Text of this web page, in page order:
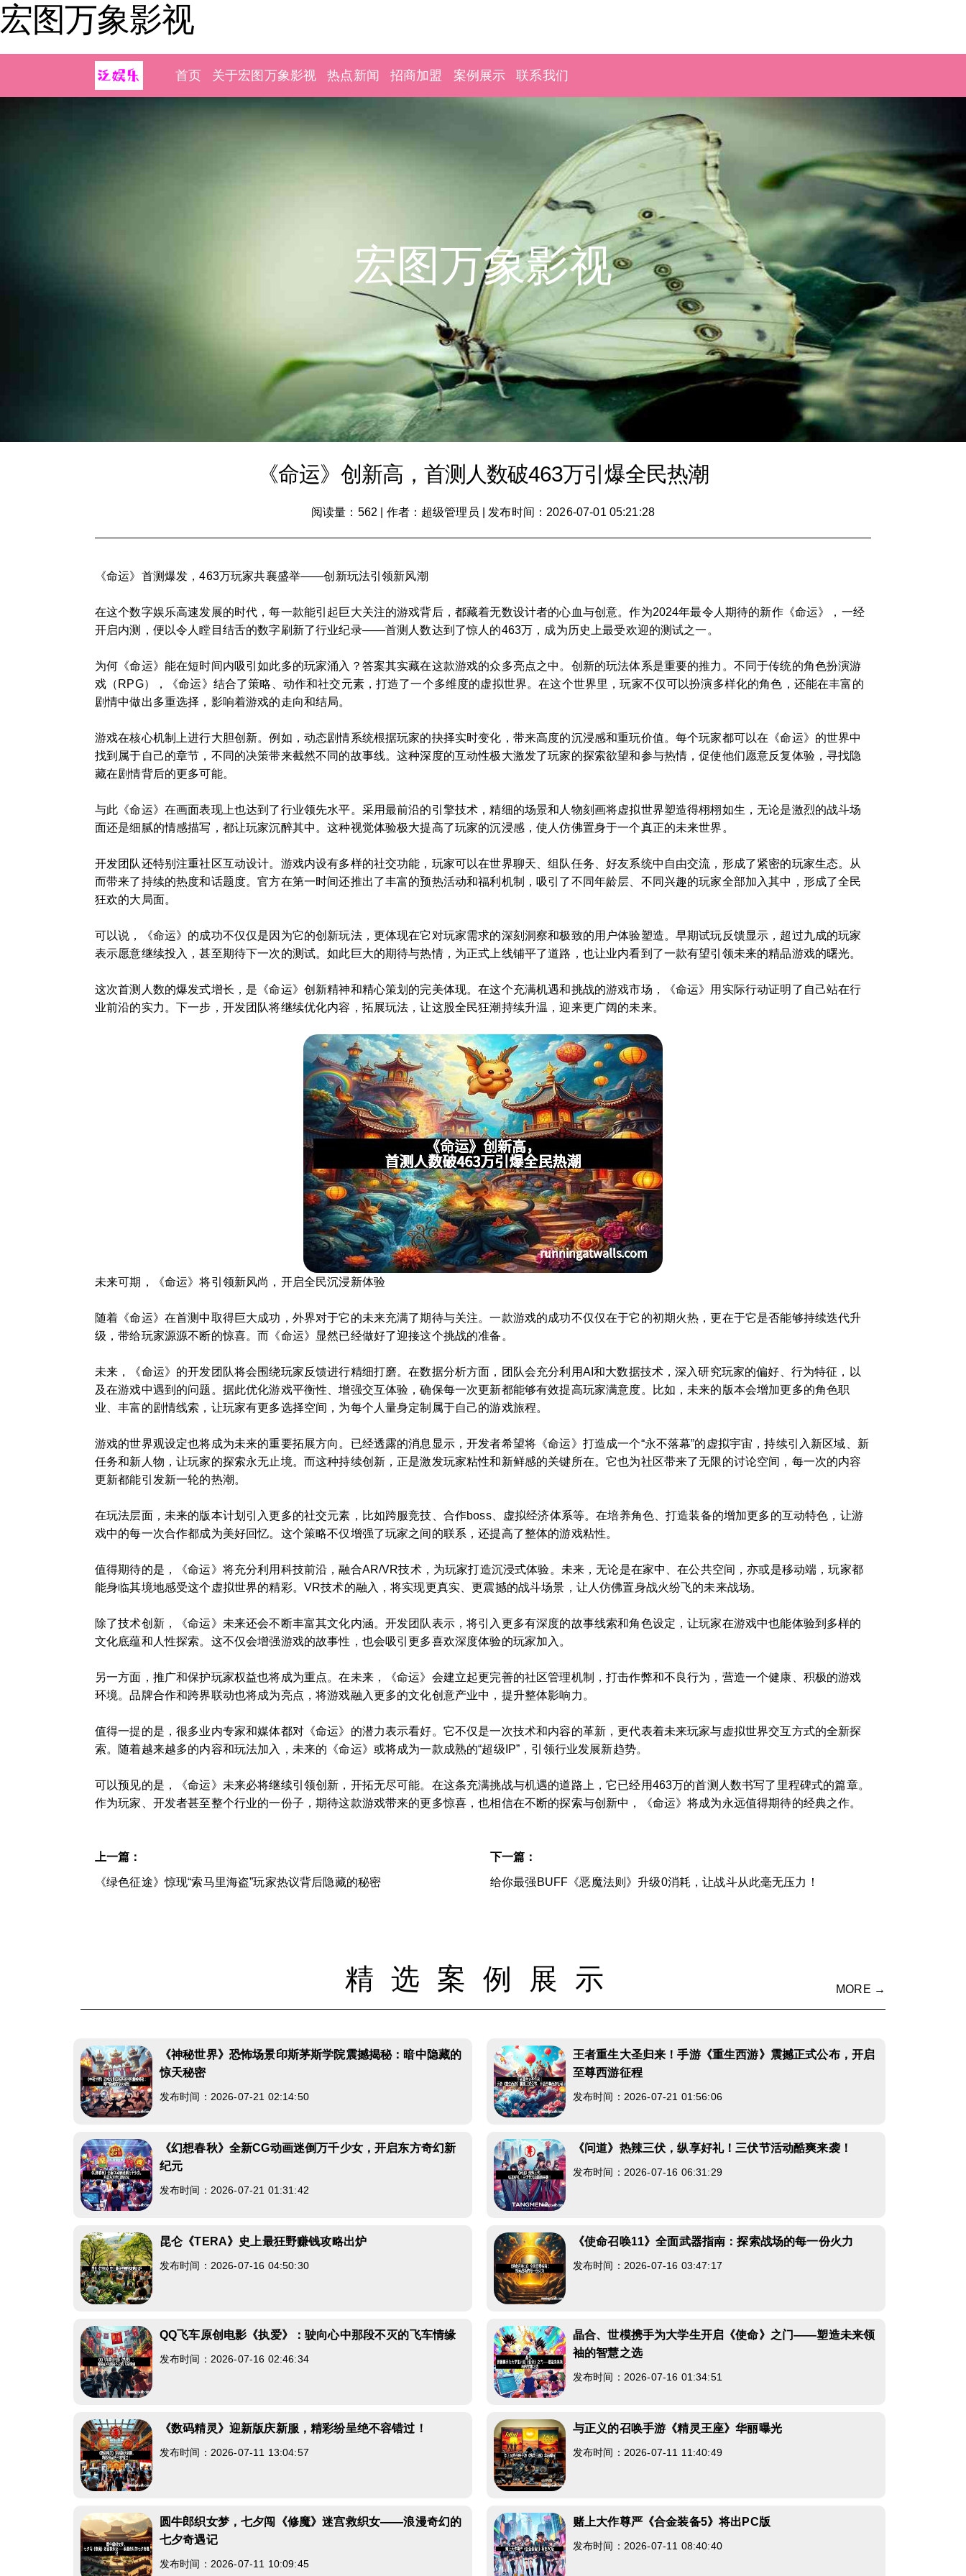
宏图万象影视
首页 关于宏图万象影视 热点新闻 招商加盟 案例展示 联系我们
宏图万象影视
《命运》创新高，首测人数破463万引爆全民热潮
阅读量：562 作者：超级管理员 发布时间：2026-07-01 05:21:28
《命运》首测爆发，463万玩家共襄盛举——创新玩法引领新风潮
在这个数字娱乐高速发展的时代，每一款能引起巨大关注的游戏背后，都藏着无数设计者的心血与创意。作为2024年最令人期待的新作《命运》，一经
开启内测，便以令人瞠目结舌的数字刷新了行业纪录——首测人数达到了惊人的463万，成为历史上最受欢迎的测试之一。
为何《命运》能在短时间内吸引如此多的玩家涌入？答案其实藏在这款游戏的众多亮点之中。创新的玩法体系是重要的推力。不同于传统的角色扮演游
戏（RPG），《命运》结合了策略、动作和社交元素，打造了一个多维度的虚拟世界。在这个世界里，玩家不仅可以扮演多样化的角色，还能在丰富的
剧情中做出多重选择，影响着游戏的走向和结局。
游戏在核心机制上进行大胆创新。例如，动态剧情系统根据玩家的抉择实时变化，带来高度的沉浸感和重玩价值。每个玩家都可以在《命运》的世界中
找到属于自己的章节，不同的决策带来截然不同的故事线。这种深度的互动性极大激发了玩家的探索欲望和参与热情，促使他们愿意反复体验，寻找隐
藏在剧情背后的更多可能。
与此《命运》在画面表现上也达到了行业领先水平。采用最前沿的引擎技术，精细的场景和人物刻画将虚拟世界塑造得栩栩如生，无论是激烈的战斗场
面还是细腻的情感描写，都让玩家沉醉其中。这种视觉体验极大提高了玩家的沉浸感，使人仿佛置身于一个真正的未来世界。
开发团队还特别注重社区互动设计。游戏内设有多样的社交功能，玩家可以在世界聊天、组队任务、好友系统中自由交流，形成了紧密的玩家生态。从
而带来了持续的热度和话题度。官方在第一时间还推出了丰富的预热活动和福利机制，吸引了不同年龄层、不同兴趣的玩家全部加入其中，形成了全民
狂欢的大局面。
可以说，《命运》的成功不仅仅是因为它的创新玩法，更体现在它对玩家需求的深刻洞察和极致的用户体验塑造。早期试玩反馈显示，超过九成的玩家
表示愿意继续投入，甚至期待下一次的测试。如此巨大的期待与热情，为正式上线铺平了道路，也让业内看到了一款有望引领未来的精品游戏的曙光。
这次首测人数的爆发式增长，是《命运》创新精神和精心策划的完美体现。在这个充满机遇和挑战的游戏市场，《命运》用实际行动证明了自己站在行
业前沿的实力。下一步，开发团队将继续优化内容，拓展玩法，让这股全民狂潮持续升温，迎来更广阔的未来。
未来可期，《命运》将引领新风尚，开启全民沉浸新体验
随着《命运》在首测中取得巨大成功，外界对于它的未来充满了期待与关注。一款游戏的成功不仅仅在于它的初期火热，更在于它是否能够持续迭代升
级，带给玩家源源不断的惊喜。而《命运》显然已经做好了迎接这个挑战的准备。
未来，《命运》的开发团队将会围绕玩家反馈进行精细打磨。在数据分析方面，团队会充分利用AI和大数据技术，深入研究玩家的偏好、行为特征，以
及在游戏中遇到的问题。据此优化游戏平衡性、增强交互体验，确保每一次更新都能够有效提高玩家满意度。比如，未来的版本会增加更多的角色职
业、丰富的剧情线索，让玩家有更多选择空间，为每个人量身定制属于自己的游戏旅程。
游戏的世界观设定也将成为未来的重要拓展方向。已经透露的消息显示，开发者希望将《命运》打造成一个“永不落幕”的虚拟宇宙，持续引入新区域、新
任务和新人物，让玩家的探索永无止境。而这种持续创新，正是激发玩家粘性和新鲜感的关键所在。它也为社区带来了无限的讨论空间，每一次的内容
更新都能引发新一轮的热潮。
在玩法层面，未来的版本计划引入更多的社交元素，比如跨服竞技、合作boss、虚拟经济体系等。在培养角色、打造装备的增加更多的互动特色，让游
戏中的每一次合作都成为美好回忆。这个策略不仅增强了玩家之间的联系，还提高了整体的游戏粘性。
值得期待的是，《命运》将充分利用科技前沿，融合AR/VR技术，为玩家打造沉浸式体验。未来，无论是在家中、在公共空间，亦或是移动端，玩家都
能身临其境地感受这个虚拟世界的精彩。VR技术的融入，将实现更真实、更震撼的战斗场景，让人仿佛置身战火纷飞的未来战场。
除了技术创新，《命运》未来还会不断丰富其文化内涵。开发团队表示，将引入更多有深度的故事线索和角色设定，让玩家在游戏中也能体验到多样的
文化底蕴和人性探索。这不仅会增强游戏的故事性，也会吸引更多喜欢深度体验的玩家加入。
另一方面，推广和保护玩家权益也将成为重点。在未来，《命运》会建立起更完善的社区管理机制，打击作弊和不良行为，营造一个健康、积极的游戏
环境。品牌合作和跨界联动也将成为亮点，将游戏融入更多的文化创意产业中，提升整体影响力。
值得一提的是，很多业内专家和媒体都对《命运》的潜力表示看好。它不仅是一次技术和内容的革新，更代表着未来玩家与虚拟世界交互方式的全新探
索。随着越来越多的内容和玩法加入，未来的《命运》或将成为一款成熟的“超级IP”，引领行业发展新趋势。
可以预见的是，《命运》未来必将继续引领创新，开拓无尽可能。在这条充满挑战与机遇的道路上，它已经用463万的首测人数书写了里程碑式的篇章。
作为玩家、开发者甚至整个行业的一份子，期待这款游戏带来的更多惊喜，也相信在不断的探索与创新中，《命运》将成为永远值得期待的经典之作。
上一篇：
《绿色征途》惊现“索马里海盗”玩家热议背后隐藏的秘密
下一篇：
给你最强BUFF《恶魔法则》升级0消耗，让战斗从此毫无压力！
精选案例展示 MORE →
《神秘世界》恐怖场景印斯茅斯学院震撼揭秘：暗中隐藏的
惊天秘密
发布时间：2026-07-21 02:14:50
王者重生大圣归来！手游《重生西游》震撼正式公布，开启
至尊西游征程
发布时间：2026-07-21 01:56:06
《幻想春秋》全新CG动画迷倒万千少女，开启东方奇幻新
纪元
发布时间：2026-07-21 01:31:42
《问道》热辣三伏，纵享好礼！三伏节活动酷爽来袭！
发布时间：2026-07-16 06:31:29
昆仑《TERA》史上最狂野赚钱攻略出炉
发布时间：2026-07-16 04:50:30
《使命召唤11》全面武器指南：探索战场的每一份火力
发布时间：2026-07-16 03:47:17
QQ飞车原创电影《执爱》：驶向心中那段不灭的飞车情缘
发布时间：2026-07-16 02:46:34
晶合、世模携手为大学生开启《使命》之门——塑造未来领
袖的智慧之选
发布时间：2026-07-16 01:34:51
《数码精灵》迎新版庆新服，精彩纷呈绝不容错过！
发布时间：2026-07-11 13:04:57
与正义的召唤手游《精灵王座》华丽曝光
发布时间：2026-07-11 11:40:49
圆牛郎织女梦，七夕闯《修魔》迷宫救织女——浪漫奇幻的
七夕奇遇记
发布时间：2026-07-11 10:09:45
赌上大作尊严《合金装备5》将出PC版
发布时间：2026-07-11 08:40:40